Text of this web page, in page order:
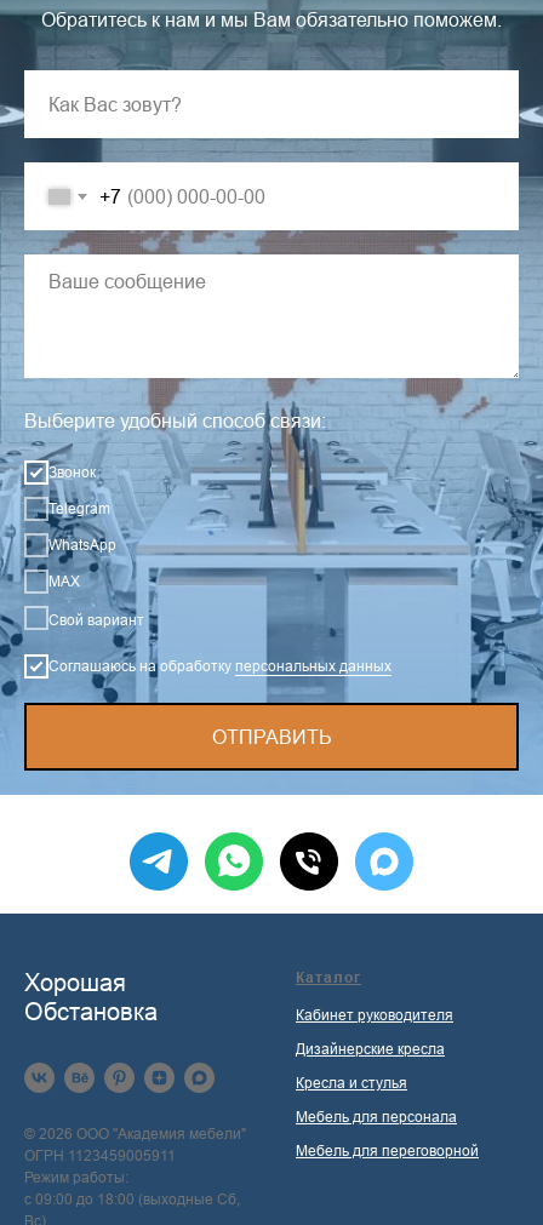
Обратитесь к нам и мы Вам обязательно поможем.
+7
Выберите удобный способ связи:
Звонок
Telegram
WhatsApp
MAX
Свой вариант
Соглашаюсь на обработку персональных данных
ОТПРАВИТЬ
Хорошая
Обстановка
© 2026 ООО "Академия мебели"
ОГРН 1123459005911
Режим работы:
с 09:00 до 18:00 (выходные Сб,
Вс)
Каталог
Кабинет руководителя
Дизайнерские кресла
Кресла и стулья
Мебель для персонала
Мебель для переговорной